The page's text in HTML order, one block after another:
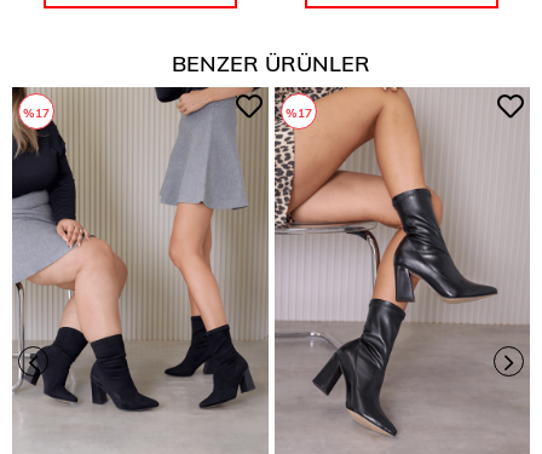
BENZER ÜRÜNLER
%17 %17